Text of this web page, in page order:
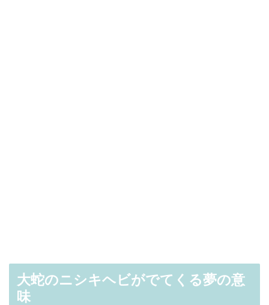
大蛇のニシキヘビがでてくる夢の意
味